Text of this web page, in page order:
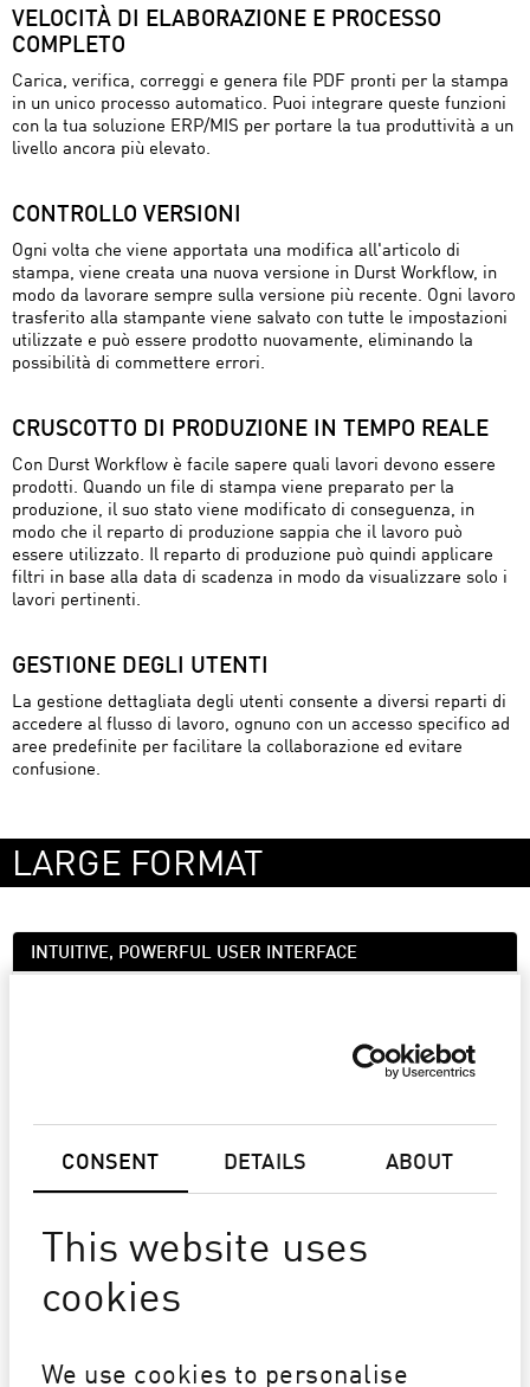
CONSENT DETAILS ABOUT
This website uses
cookies
We use cookies to personalise
VELOCITÀ DI ELABORAZIONE E PROCESSO
COMPLETO
Carica, verifica, correggi e genera file PDF pronti per la stampa
in un unico processo automatico. Puoi integrare queste funzioni
con la tua soluzione ERP/MIS per portare la tua produttività a un
livello ancora più elevato.
CONTROLLO VERSIONI
Ogni volta che viene apportata una modifica all'articolo di
stampa, viene creata una nuova versione in Durst Workflow, in
modo da lavorare sempre sulla versione più recente. Ogni lavoro
trasferito alla stampante viene salvato con tutte le impostazioni
utilizzate e può essere prodotto nuovamente, eliminando la
possibilità di commettere errori.
CRUSCOTTO DI PRODUZIONE IN TEMPO REALE
Con Durst Workflow è facile sapere quali lavori devono essere
prodotti. Quando un file di stampa viene preparato per la
produzione, il suo stato viene modificato di conseguenza, in
modo che il reparto di produzione sappia che il lavoro può
essere utilizzato. Il reparto di produzione può quindi applicare
filtri in base alla data di scadenza in modo da visualizzare solo i
lavori pertinenti.
GESTIONE DEGLI UTENTI
La gestione dettagliata degli utenti consente a diversi reparti di
accedere al flusso di lavoro, ognuno con un accesso specifico ad
aree predefinite per facilitare la collaborazione ed evitare
confusione.
LARGE FORMAT
INTUITIVE, POWERFUL USER INTERFACE
minimal training required. Our solution ensures that
anyone can get up to speed quickly - boosting efficiency,
running smoothly.